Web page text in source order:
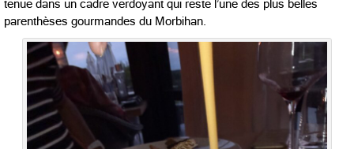
tenue dans un cadre verdoyant qui reste l’une des plus belles
parenthèses gourmandes du Morbihan.